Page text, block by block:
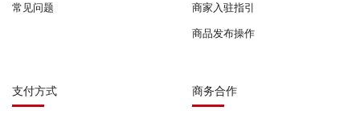
常见问题 商家入驻指引
商品发布操作
支付方式 商务合作